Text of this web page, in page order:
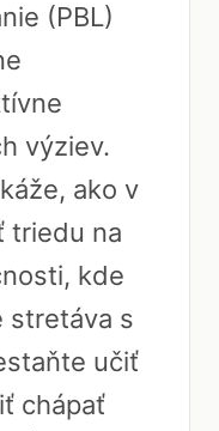
(PBL)
výziev.
ako v
triedu na
kde
stretáva s
učiť
chápať